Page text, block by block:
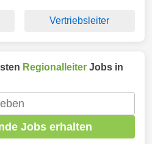
Vertriebsleiter
Regionalleiter Jobs in
Jobs erhalten